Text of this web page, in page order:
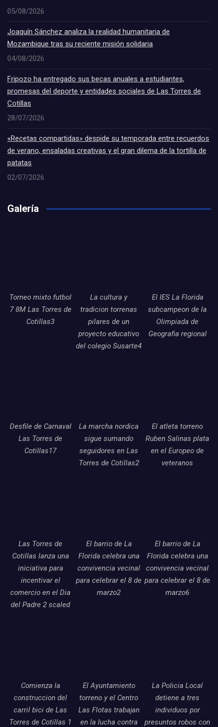
05/08/2026
Joaquín Sánchez analiza la realidad humanitaria de
Mozambique tras su reciente misión solidaria
04/08/2026
Fripozo ha entregado sus becas anuales a estudiantes,
promesas del deporte y entidades sociales de Las Torres de
Cotillas
28/07/2026
«Recetas compartidas» despide su temporada entre recuerdos
de verano, ensaladas creativas y el gran dilema de la tortilla de
patatas
02/07/2026
Galería
Torneo mixto futbol
7 8M Las Torres de
Cotillas3
La cultura y
tradicion torrenas
pilares de un
proyecto educativo
del colegio Susarte4
El IES La Florida
subcampeon de la
Olimpiada de
Geografia regional
Desfile de Carnaval
Las Torres de
Cotillas17
La marcha nordica
sigue sumando
seguidores en Las
Torres de Cotillas2
El atleta torreno
Ruben Salinas plata
en el Europeo de
veteranos
Las Torres de
Cotillas lanza una
iniciativa para
incentivar el
comercio en el Dia
del Padre 2 scaled
El barrio de La
Florida celebra una
convivencia vecinal
para celebrar el 8 de
marzo2
El barrio de La
Florida celebra una
convivencia vecinal
para celebrar el 8 de
marzo6
Comienza la
construccion del
carril bici de Las
Torres de Cotillas 1
El Ayuntamiento
torreno y el Centro
Las Flotas trabajan
en la lucha contra
La Policia Local
detiene a tres
individuos por
presuntos robos con